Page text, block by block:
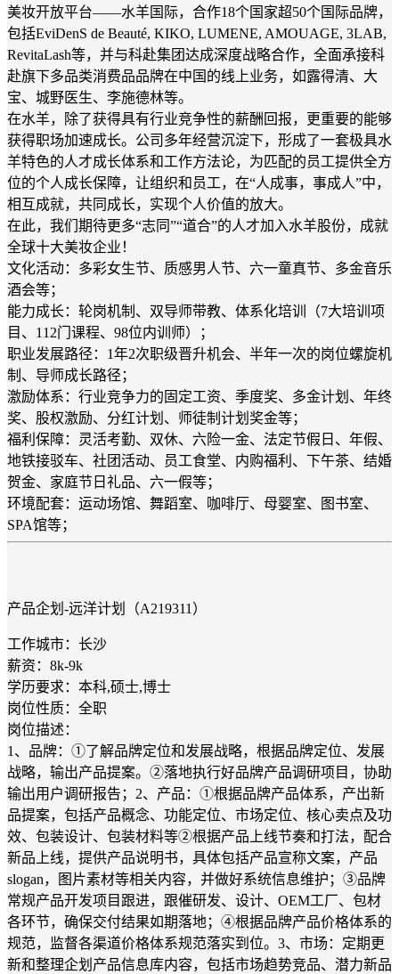
美妆开放平台——水羊国际，合作18个国家超50个国际品牌，
包括EviDenS de Beauté, KIKO, LUMENE, AMOUAGE, 3LAB,
RevitaLash等，并与科赴集团达成深度战略合作，全面承接科
赴旗下多品类消费品品牌在中国的线上业务，如露得清、大
宝、城野医生、李施德林等。
在水羊，除了获得具有行业竞争性的薪酬回报，更重要的能够
获得职场加速成长。公司多年经营沉淀下，形成了一套极具水
羊特色的人才成长体系和工作方法论，为匹配的员工提供全方
位的个人成长保障，让组织和员工，在“人成事，事成人”中，
相互成就，共同成长，实现个人价值的放大。
在此，我们期待更多“志同”“道合”的人才加入水羊股份，成就
全球十大美妆企业！
文化活动：多彩女生节、质感男人节、六一童真节、多金音乐
酒会等；
能力成长：轮岗机制、双导师带教、体系化培训（7大培训项
目、112门课程、98位内训师）；
职业发展路径：1年2次职级晋升机会、半年一次的岗位螺旋机
制、导师成长路径；
激励体系：行业竞争力的固定工资、季度奖、多金计划、年终
奖、股权激励、分红计划、师徒制计划奖金等；
福利保障：灵活考勤、双休、六险一金、法定节假日、年假、
地铁接驳车、社团活动、员工食堂、内购福利、下午茶、结婚
贺金、家庭节日礼品、六一假等；
环境配套：运动场馆、舞蹈室、咖啡厅、母婴室、图书室、
SPA馆等；
产品企划-远洋计划（A219311）
工作城市：长沙
薪资：8k-9k
学历要求：本科,硕士,博士
岗位性质：全职
岗位描述：
1、品牌：①了解品牌定位和发展战略，根据品牌定位、发展
战略，输出产品提案。②落地执行好品牌产品调研项目，协助
输出用户调研报告；2、产品：①根据品牌产品体系，产出新
品提案，包括产品概念、功能定位、市场定位、核心卖点及功
效、包装设计、包装材料等②根据产品上线节奏和打法，配合
新品上线，提供产品说明书，具体包括产品宣称文案，产品
slogan，图片素材等相关内容，并做好系统信息维护；③品牌
常规产品开发项目跟进，跟催研发、设计、OEM工厂、包材
各环节，确保交付结果如期落地；④根据品牌产品价格体系的
规范，监督各渠道价格体系规范落实到位。3、市场：定期更
新和整理企划产品信息库内容，包括市场趋势竞品、潜力新品